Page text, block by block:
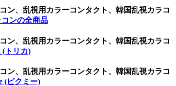
ン、乱視用カラーコンタクト、韓国乱視カラコ
ンの全商品
ン、乱視用カラーコンタクト、韓国乱視カラコ
(トリカ)
ン、乱視用カラーコンタクト、韓国乱視カラコ
(ピクミー)